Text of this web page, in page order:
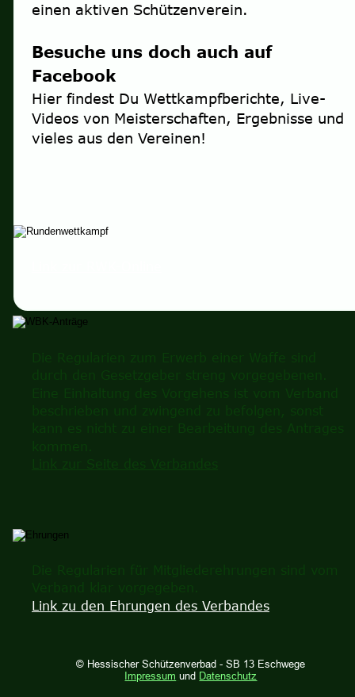
einen aktiven Schützenverein.
Besuche uns doch auch auf
Facebook
Hier findest Du Wettkampfberichte, Live-
Videos von Meisterschaften, Ergebnisse und
vieles aus den Vereinen!
Die Regularien für Mitgliederehrungen sind vom
Verband klar vorgegeben.
Link zu den Ehrungen des Verbandes
Die Regularien zum Erwerb einer Waffe sind
durch den Gesetzgeber streng vorgegebenen.
Eine Einhaltung des Vorgehens ist vom Verband
beschrieben und zwingend zu befolgen, sonst
kann es nicht zu einer Bearbeitung des Antrages
kommen.
Link zur Seite des Verbandes
© Hessischer Schützenverbad - SB 13 Eschwege
Impressum und Datenschutz